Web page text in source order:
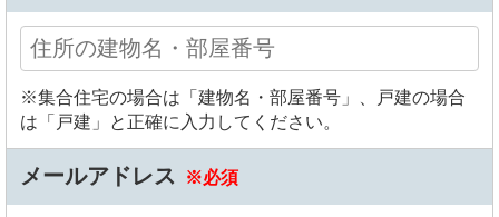
※集合住宅の場合は「建物名・部屋番号」、戸建の場合
は「戸建」と正確に入力してください。
メールアドレス ※必須